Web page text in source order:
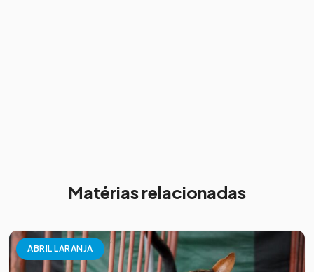
Matérias relacionadas
ABRIL LARANJA